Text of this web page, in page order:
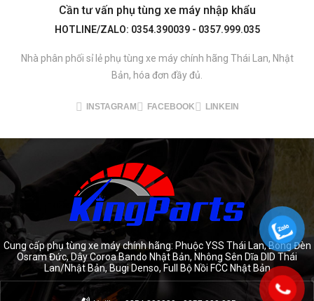
Cần tư vấn phụ tùng xe máy nhập khẩu
HOTLINE/ZALO: 0354.390039 - 0357.999.035
Nhà phân phối sỉ lẻ phụ tùng xe máy chính hãng Thái Lan, Nhật
Bản, hóa đơn đầy đủ.
INSTAGRAM FACEBOOK LINKEIN
Cung cấp phụ tùng xe máy chính hãng: Phuộc YSS Thái Lan, Bóng Đèn
Osram Đức, Dây Coroa Bando Nhật Bản, Nhông Sên Dĩa DID Thái
Lan/Nhật Bản, Bugi Denso, Full Bộ Nồi FCC Nhật Bản